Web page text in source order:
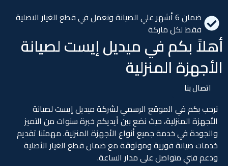
ضمان 6 أشهر علي الصيانة ونعمل في قطع الغيار الاصلية
فقط لكل ماركة
أهلاً بكم في ميديل إيست لصيانة
الأجهزة المنزلية
اتصال بنا
نرحب بكم في الموقع الرسمي لشركة ميديل إيست لصيانة
الأجهزة المنزلية، حيث نضع بين أيديكم خبرة سنوات من التميز
والجودة في خدمة جميع أنواع الأجهزة المنزلية. مهمتنا تقديم
خدمات صيانة فورية وموثوقة مع ضمان قطع الغيار الأصلية
ودعم فني متواصل على مدار الساعة.